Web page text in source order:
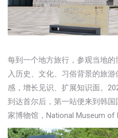
每到一个地方旅行，参观当地
入历史、文化、习俗背景的旅
感，增长见识、扩展知识面。
到达首尔后，第一站便来到韩
家博物馆，National Museum of